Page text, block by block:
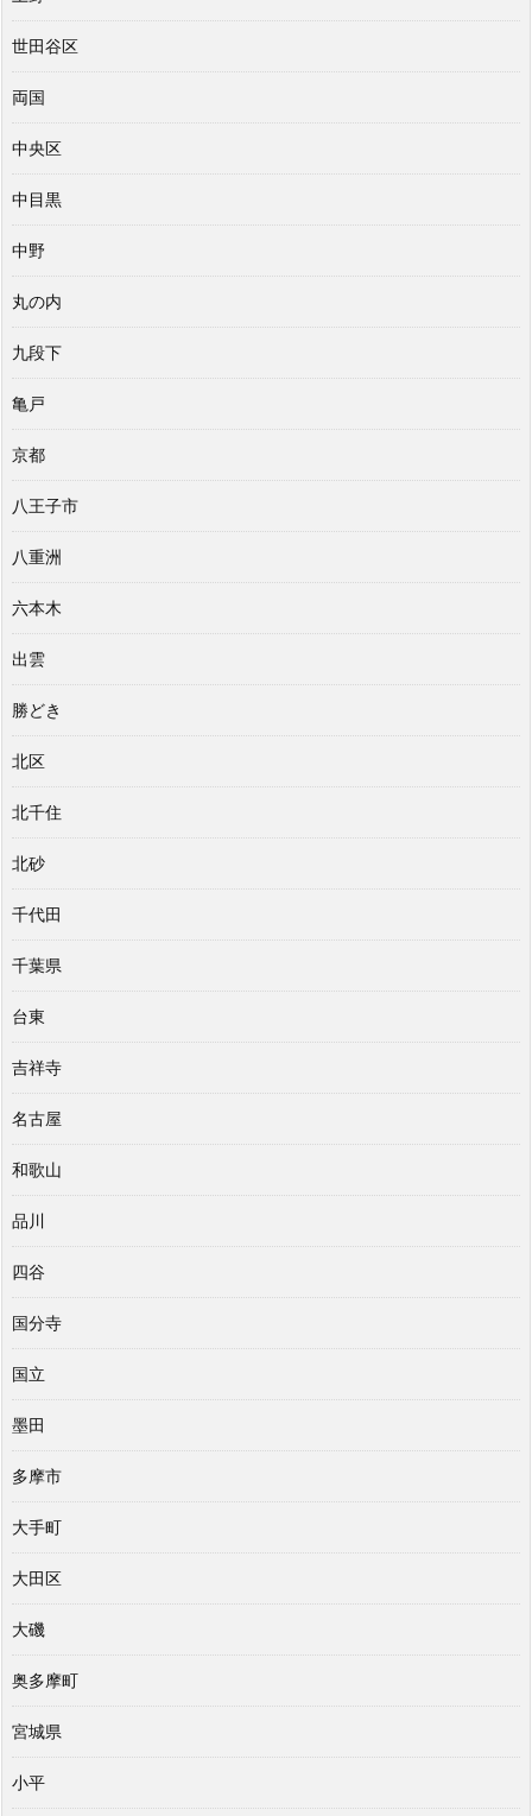
世田谷区
両国
中央区
中目黒
中野
丸の内
九段下
亀戸
京都
八王子市
八重洲
六本木
出雲
勝どき
北区
北千住
北砂
千代田
千葉県
台東
吉祥寺
名古屋
和歌山
品川
四谷
国分寺
国立
墨田
多摩市
大手町
大田区
大磯
奥多摩町
宮城県
小平